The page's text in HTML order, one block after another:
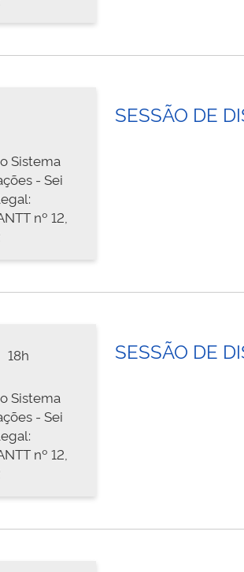
Sistema
- Sei
nº 12,
SESSÃO DE
18h
Sistema
- Sei
nº 12,
SESSÃO DE